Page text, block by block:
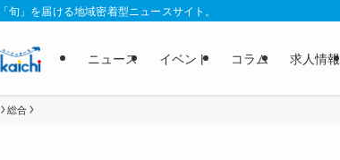
旬」を届ける地域密着型ニュースサイト。
ニュース イベント コラム 求人情報
総合